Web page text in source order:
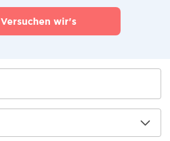
Versuchen wir's